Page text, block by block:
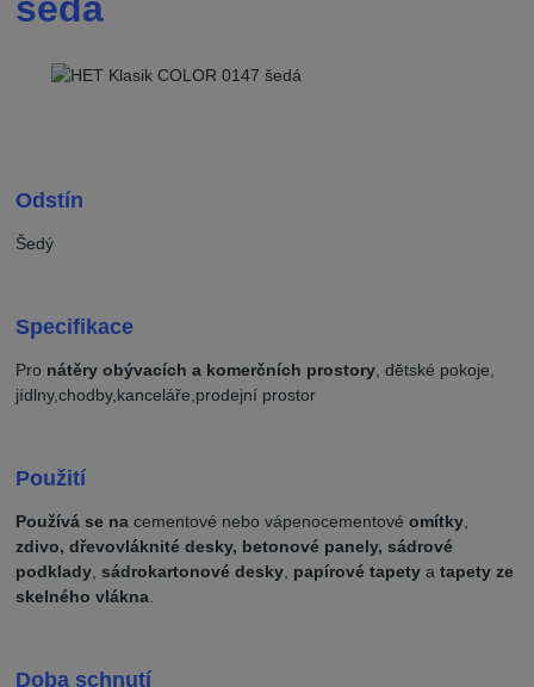
Odstín
Šedý
Specifikace
Pro nátěry obývacích a komerčních prostory, dětské pokoje,
jídlny,chodby,kanceláře,prodejní prostor
Použití
Používá se na cementové nebo vápenocementovéomítky,
zdivo, dřevovláknité desky, betonové panely, sádrové
podklady,sádrokartonové desky, papírové tapety atapety ze
skelného vlákna.
Doba schnutí